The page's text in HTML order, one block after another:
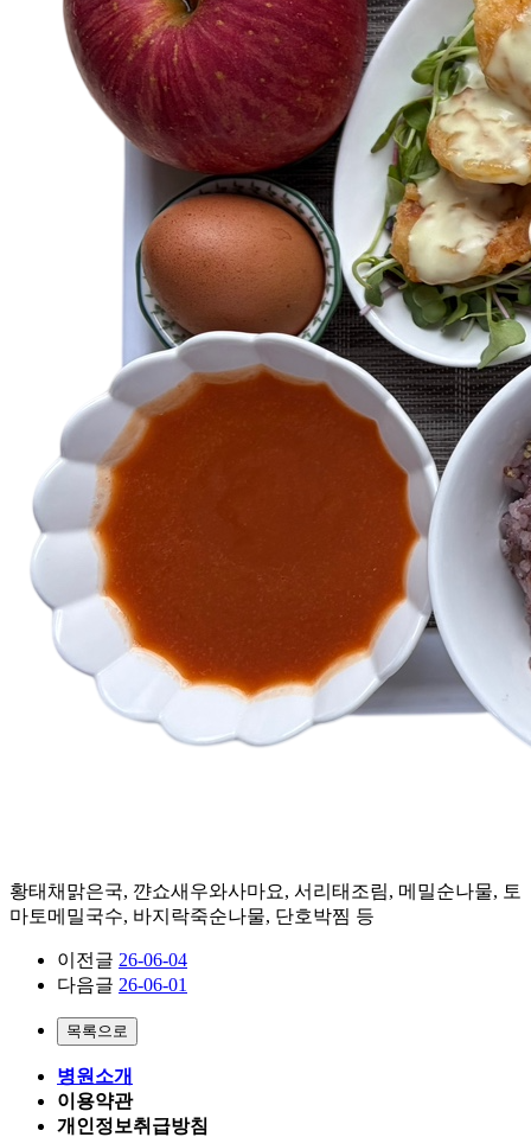
황태채맑은국, 꺈쇼새우와사마요, 서리태조림, 메밀순나물, 토
마토메밀국수, 바지락죽순나물, 단호박찜 등
이전글 26-06-04
다음글 26-06-01
병원소개
이용약관
개인정보취급방침